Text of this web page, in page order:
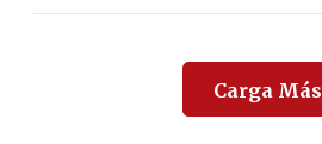
Carga Más